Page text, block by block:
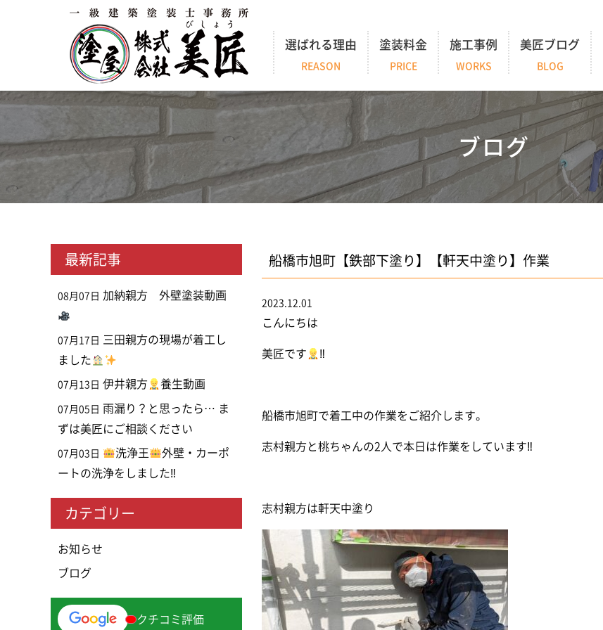
選ばれる理由
REASON
塗装料金
PRICE
施工事例
WORKS
美匠ブログ
BLOG
ブログ
船橋市旭町【鉄部下塗り】【軒天中塗り】作業
2023.12.01
こんにちは
美匠です ‼
船橋市旭町で着工中の作業をご紹介します。
志村親方と桃ちゃんの2人で本日は作業をしています‼
志村親方は軒天中塗り
最新記事
08月07日 加納親方 外壁塗装動画
07月17日
三田親方の現場が着工し
ました
07月13日 伊井親方 養生動画
07月05日 雨漏り？と思ったら… ま
ずは美匠にご相談ください
07月03日 洗浄王
外壁・カーポ
ートの洗浄をしました‼
カテゴリー
お知らせ
ブログ
クチコミ評価